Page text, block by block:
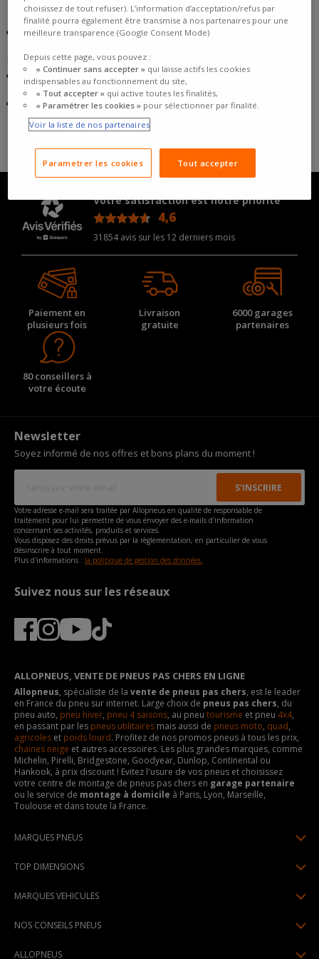
samedi de 9h00 à 17h00: 0 809 400 315 numéro gratuit + prix d'un
appel
Directement via notre site web, rubrique :Contactez-nous
Les hébergeurs du site sont les sociétés :
Jaguar, 71 avenue André Roussin, 13016 Marseille dont le numéro
de téléphone est le +33 422 909 998,
OVH, 2 rue Kellermann - 59100 Roubaix – France , +33 820 320 363,
Votre satisfaction est notre priorité
4,6
31854 avis sur les 12 derniers mois
Paiement en
plusieurs fois
Livraison
gratuite
6000 garages
partenaires
80 conseillers à
votre écoute
Newsletter
Soyez informé de nos offres et bons plans du moment !
Votre adresse e-mail sera traitée par Allopneus en qualité de responsable de
traitement pour lui permettre de vous envoyer des e-mails d'information
concernant ses activités, produits et services.
Vous disposez des droits prévus par la règlementation, en particulier de vous
désinscrire à tout moment.
Plus d'informations : la politique de gestion des données.
Suivez nous sur les réseaux
ALLOPNEUS, VENTE DE PNEUS PAS CHERS EN LIGNE
Allopneus, spécialiste de la vente de pneus pas chers, est le leader
en France du pneu sur internet. Large choix de pneus pas chers, du
pneu auto, pneu hiver, pneu 4 saisons, au pneu tourisme et pneu 4x4,
en passant par les pneus utilitaires mais aussi de pneus moto, quad,
agricoles et poids lourd. Profitez de nos promos pneus à tous les prix,
chaines neige et autres accessoires. Les plus grandes marques, comme
Michelin, Pirelli, Bridgestone, Goodyear, Dunlop, Continental ou
Hankook, à prix discount ! Evitez l'usure de vos pneus et choisissez
votre centre de montage de pneus pas chers en garage partenaire
ou le service de montage à domicile à Paris, Lyon, Marseille,
Toulouse et dans toute la France.
MARQUES PNEUS
Pneus Continental
TOP DIMENSIONS
195/65R15
MARQUES VEHICULES
Peugeot
NOS CONSEILS PNEUS
ALLOPNEUS
choisissez de tout refuser). L’information d’acceptation/refus par
finalité pourra également être transmise à nos partenaires pour une
meilleure transparence (Google Consent Mode)
Depuis cette page, vous pouvez :
« Continuer sans accepter »qui laisse actifs les cookies
indispensables au fonctionnement du site,
« Tout accepter »qui active toutes les finalités,
« Paramétrer les cookies »pour sélectionner par finalité.
Voir la liste de nos partenaires
Parametrer les cookies Tout accepter